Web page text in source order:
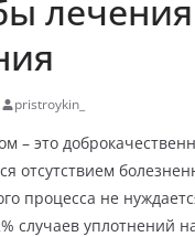
pristroykin_
– это
отсутствием
процесса не
случаев уплотнений